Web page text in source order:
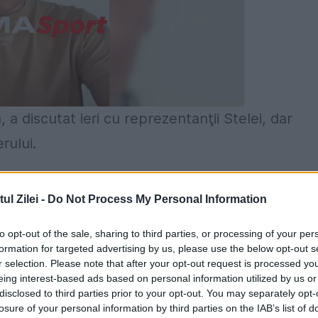
Zilei - Do Not Process My Personal Information
opt-out of the sale, sharing to third parties, or processing of your
for targeted advertising by us, please use the below opt-out
selection. Please note that after your opt-out request is processed
interest-based ads based on personal information utilized by us
to third parties prior to your opt-out. You may separately
of your personal information by third parties on the IAB’s list of
a discutat ieri cu reprezentanţii Stelei, dar
şi o să vedem. Oricum, cred că Moraes nu
din Antalya. Jucătorul e băiat isteţ,
se înţeleg. Iar el şi-a expus doar pretenţiile
că au ajuns la o înţelegere. El ştie că
an şi jumătate", a declarat Jean Pădureanu